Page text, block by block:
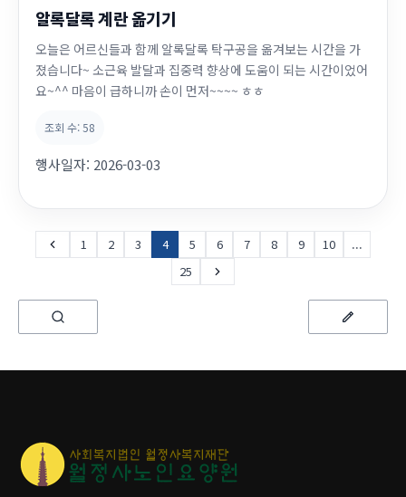
알록달록 계란 옮기기
오늘은 어르신들과 함께 알록달록 탁구공을 옮겨보는 시간을 가
졌습니다~ 소근육 발달과 집중력 향상에 도움이 되는 시간이었어
요~^^ 마음이 급하니까 손이 먼저~~~~ ㅎㅎ
조회 수:58
행사일자: 2026-03-03
1 2 3 4 5 6 7 8 9 10
...
25